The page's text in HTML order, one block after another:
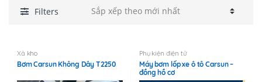
Filters
Xả kho
Bơm Carsun Không Dây T2250
Phụ kiện điện tử
Máy bơm lốp xe ô tô Carsun –
đồng hồ cơ